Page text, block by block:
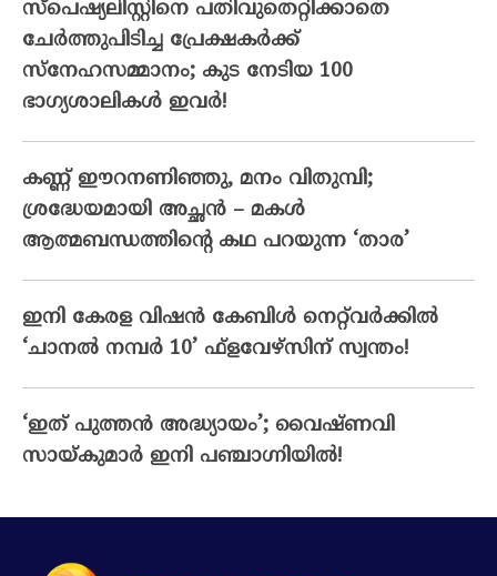
സ്‌പെഷ്യലിസ്റ്റിനെ പതിവുതെറ്റിക്കാതെ
ചേര്‍ത്തുപിടിച്ച പ്രേക്ഷകര്‍ക്ക്
സ്‌നേഹസമ്മാനം; കുട നേടിയ 100
ഭാഗ്യശാലികള്‍ ഇവര്‍!
കണ്ണ് ഈറനണിഞ്ഞു, മനം വിതുമ്പി;
ശ്രദ്ധേയമായി അച്ഛൻ – മകൾ
ആത്മബന്ധത്തിന്റെ കഥ പറയുന്ന ‘താര’
ഇനി കേരള വിഷൻ കേബിൾ നെറ്റ്‌വർക്കിൽ
‘ചാനൽ നമ്പർ 10’ ഫ്‌ളവേഴ്‌സിന് സ്വന്തം!
‘ഇത് പുത്തൻ അദ്ധ്യായം’; വൈഷ്‌ണവി
സായ്‌കുമാർ ഇനി പഞ്ചാഗ്നിയിൽ!